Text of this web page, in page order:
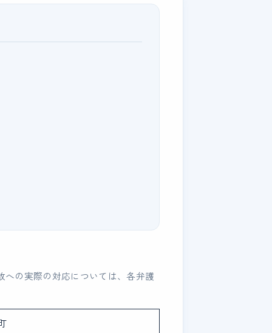
の実際の対応については、各弁護